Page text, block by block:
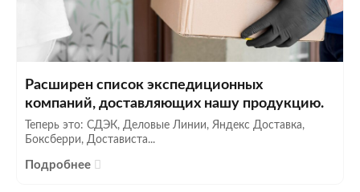
Расширен список экспедиционных
компаний, доставляющих нашу продукцию.
Теперь это: СДЭК, Деловые Линии, Яндекс Доставка,
Боксберри, Достависта...
Подробнее